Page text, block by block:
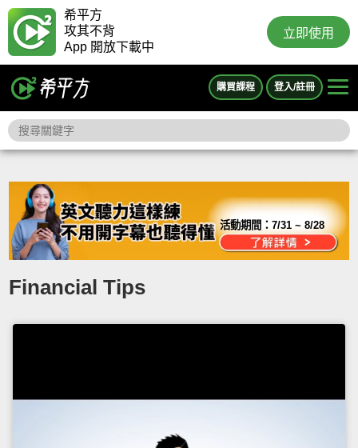
希平方
攻其不背
App 開放下載中
立即使用
購買課程 登入/註冊
活動期間：7/31 ~ 8/28
Financial Tips